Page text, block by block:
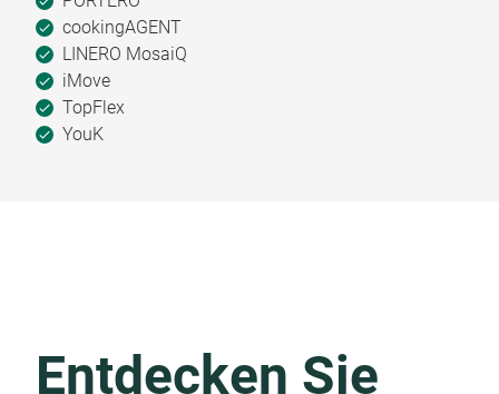
cookingAGENT
LINERO MosaiQ
iMove
TopFlex
YouK
Entdecken Sie